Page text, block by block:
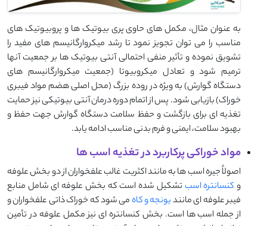
به عنوان مثال، مکمل های حاوی پری بیوتیک ها و پروبیوتیک های
مناسب را می توان تجویز نمود تا رشد میکروارگانیسم های مفید را
تشویق نموده و تأثیر منفی احتمالی آنتی بیوتیک ها بر جمعیت آنها
ترمیم شود و تعادل میکروبیوتا (جمعیت میکروارگانیسم های
دستگاه گوارش) به ویژه در روده بزرگ (محل اصلی هضم مواد فیبری
خوراک) بازیابی شود. پس از اتمام دوره درمان آنتی بیوتیکی نیز حمایت
تغذیه ای برای بازگشت و حفظ سلامت دستگاه گوارش جهت حفظ و
بهبود سلامت، ایمنی و فرم بدنی مناسب ادامه یابد.
مواد خوراکی پرکاربرد در تغذیه اسب ها
اصولاً جیره اسب ها به مانند اکثریت غالب علفخواران از دو بخش علوفه
و کنسانتره اسب تشکیل شده است که بخش علوفه ای شامل منابع
فیبر علوفه ای مانندیونجه و کاهمی شود که خوراک ذاتی علفخواران و
از جمله اسب ها است. بخش کنسانتره ای نیز مکمل علوفه در تأمین